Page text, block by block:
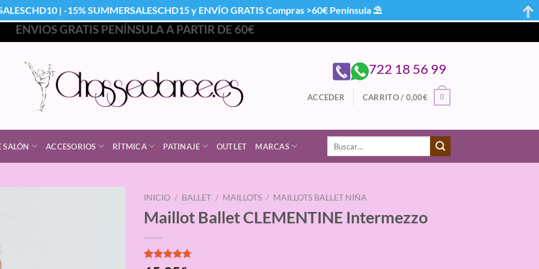
ENVIOS GRATIS PENÍNSULA A PARTIR DE 60€
722 18 56 99
ACCEDER CARRITO / 0,00€ 0
SALÓN ACCESORIOS RÍTMICA PATINAJE OUTLET MARCAS
Buscar
INICIO / BALLET / MAILLOTS / MAILLOTS BALLET NIÑA
Maillot Ballet CLEMENTINE Intermezzo
| -15% SUMMERSALESCHD15 y ENVÍO GRATIS Compras >60€ Península ⛱